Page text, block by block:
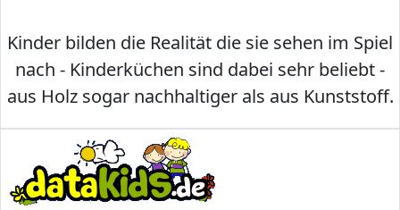
Kinder bilden die Realität die sie sehen im Spiel
nach - Kinderküchen sind dabei sehr beliebt -
aus Holz sogar nachhaltiger als aus Kunststoff.